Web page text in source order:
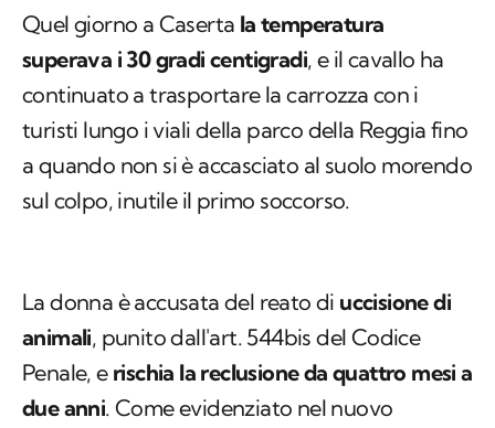
Quel giorno a Caserta la temperatura
superava i 30 gradi centigradi, e il cavallo ha
continuato a trasportare la carrozza con i
turisti lungo i viali della parco della Reggia fino
a quando non si è accasciato al suolo morendo
sul colpo, inutile il primo soccorso.
La donna è accusata del reato di uccisione di
animali, punito dall'art. 544bis del Codice
Penale, e rischia la reclusione da quattro mesi a
due anni. Come evidenziato nel nuovo